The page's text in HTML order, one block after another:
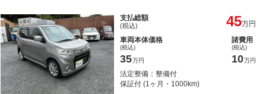
支払総額
(税込) 45万円
車両本体価格
(税込)
35万円
諸費用
(税込)
10万円
法定整備：整備付
保証付 (1ヶ月・1000km)